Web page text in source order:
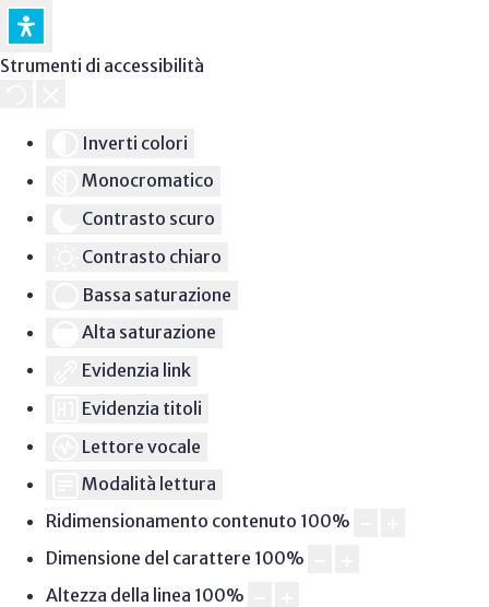
Strumenti di accessibilità
Inverti colori
Monocromatico
Contrasto scuro
Contrasto chiaro
Bassa saturazione
Alta saturazione
Evidenzia link
Evidenzia titoli
Lettore vocale
Modalità lettura
Ridimensionamento contenuto 100%
Dimensione del carattere 100%
Altezza della linea 100%